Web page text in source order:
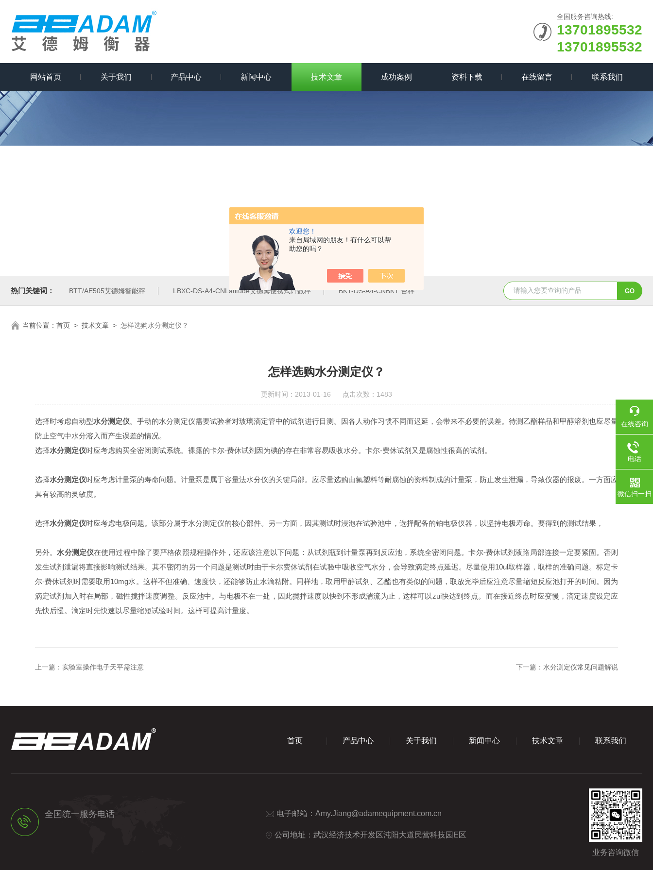
欢迎您！
来自局域网的朋友！有什么可以帮
助您的吗？
全国服务咨询热线:
13701895532
13701895532
网站首页 关于我们 产品中心 新闻中心 技术文章 成功案例 资料下载 在线留言 联系我们
热门关键词： BTT/AE505艾德姆智能秤 LBXC-DS-A4-CNLatitude艾德姆便携式计数秤 BKT-DS-A4-CNBKT 台秤、落地秤 BCT-DS-A4-CNBCT 平台、落地计数秤 AE504-
当前位置： 首页 > 技术文章 > 怎样选购水分测定仪？
怎样选购水分测定仪？
更新时间：2013-01-16 点击次数：1483
选择时考虑自动型水分测定仪。手动的水分测定仪需要试验者对玻璃滴定管中的试剂进行目测。因各人动作习惯不同而迟延，会带来不必要的误差。待测乙酯样品和甲醇溶剂也应尽量
防止空气中水分溶入而产生误差的情况。
选择水分测定仪时应考虑购买全密闭测试系统。裸露的卡尔-费休试剂因为碘的存在非常容易吸收水分。卡尔-费休试剂又是腐蚀性很高的试剂。
选择水分测定仪时应考虑计量泵的寿命问题。计量泵是属于容量法水分仪的关键局部。应尽量选购由氟塑料等耐腐蚀的资料制成的计量泵，防止发生泄漏，导致仪器的报废。一方面应
具有较高的灵敏度。
选择水分测定仪时应考虑电极问题。该部分属于水分测定仪的核心部件。另一方面，因其测试时浸泡在试验池中，选择配备的铂电极仪器，以坚持电极寿命。要得到的测试结果，
另外。 水分测定仪在使用过程中除了要严格依照规程操作外，还应该注意以下问题：从试剂瓶到计量泵再到反应池，系统全密闭问题。卡尔-费休试剂液路局部连接一定要紧固。否则
发生试剂泄漏将直接影响测试结果。其不密闭的另一个问题是测试时由于卡尔费休试剂在试验中吸收空气水分，会导致滴定终点延迟。尽量使用10ul取样器，取样的准确问题。标定卡
尔-费休试剂时需要取用10mg水。这样不但准确、速度快，还能够防止水滴粘附。同样地，取用甲醇试剂、乙酯也有类似的问题，取放完毕后应注意尽量缩短反应池打开的时间。因为
滴定试剂加入时在局部，磁性搅拌速度调整。反应池中。与电极不在一处，因此搅拌速度以快到不形成湍流为止，这样可以zui快达到终点。而在接近终点时应变慢，滴定速度设定应
先快后慢。滴定时先快速以尽量缩短试验时间。这样可提高计量度。
上一篇： 实验室操作电子天平需注意 下一篇： 水分测定仪常见问题解说
首页 产品中心 关于我们 新闻中心 技术文章 联系我们
全国统一服务电话 电子邮箱： Amy.Jiang@adamequipment.com.cn
公司地址：武汉经济技术开发区沌阳大道民营科技园E区
业务咨询微信
在线咨询
电话
微信扫一扫